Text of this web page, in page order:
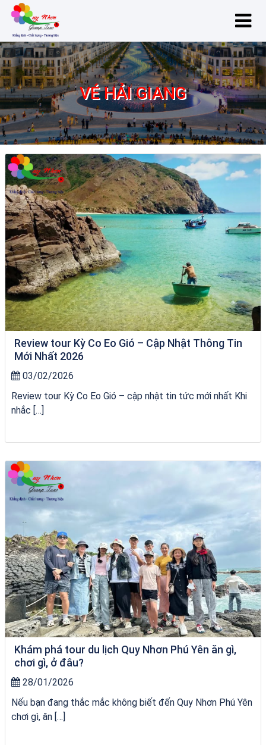
VÉ HẢI GIANG
VÉ HẢI GIANG
Review tour Kỳ Co Eo Gió – Cập Nhật Thông Tin
Mới Nhất 2026
03/02/2026
Review tour Kỳ Co Eo Gió – cập nhật tin tức mới nhất Khi
nhắc […]
Khám phá tour du lịch Quy Nhơn Phú Yên ăn gì,
chơi gì, ở đâu?
28/01/2026
Nếu bạn đang thắc mắc không biết đến Quy Nhơn Phú Yên
chơi gì, ăn […]